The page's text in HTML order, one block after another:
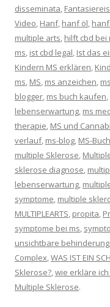
disseminata,
Video, Hanf, hanf öl,
multiple arts, hilft cbd bei
ms, ist cbd legal, Ist das
Kindern MS erklären,
ms, MS, ms anzeichen,
blogger, ms buch kaufen,
lebenserwartung, ms
therapie, MS und
verlauf, ms-blog, MS-Buch
multiple Sklerose,
sklerose diagnose,
lebenserwartung,
symptome, multiple
MULTIPLEARTS, propita,
symptome bei ms,
unsichtbare behinderung
Complex,WAS IST EIN
Sklerose?,wie erkläre
Multiple Sklerose.